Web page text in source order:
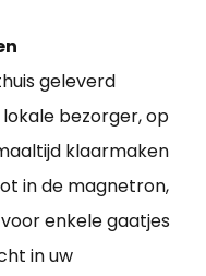
geleverd
bezorger, op
klaarmaken
in de magnetron,
enkele gaatjes
in uw